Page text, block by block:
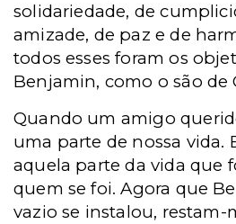
solidariedade, de
amizade, de paz e de
todos esses foram os
Benjamin, como o são de
Quando um amigo
uma parte de nossa vida.
aquela parte da vida que
quem se foi. Agora que
vazio se instalou, restam-